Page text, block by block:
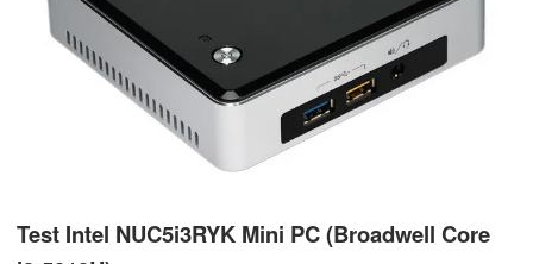
Test Intel NUC5i3RYK Mini PC (Broadwell Core